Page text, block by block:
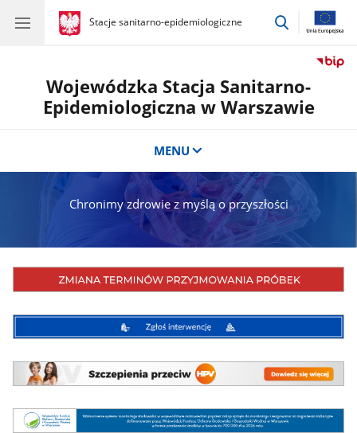
gov.pl
Stacje sanitarno-epidemiologiczne
gov.pl
Stacje
przejdź
Wojewódzka Stacja Sanitarno-
Epidemiologiczna w Warszawie
MENU
Chronimy zdrowie z myślą o przyszłości